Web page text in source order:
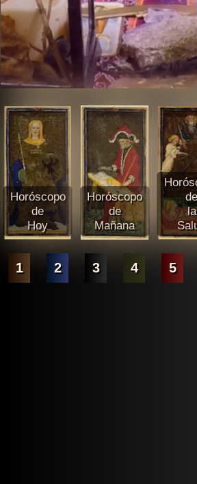
Horóscopo
de
Hoy
Horóscopo
de
Mañana
la
1 2 3 4 5